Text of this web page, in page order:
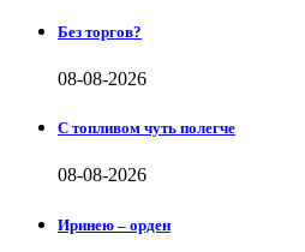
Без торгов?
08-08-2026
С топливом чуть полегче
08-08-2026
Иринею – орден